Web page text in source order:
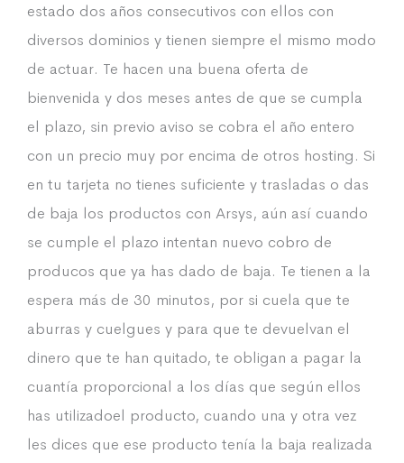
estado dos años consecutivos con ellos con
diversos dominios y tienen siempre el mismo modo
de actuar. Te hacen una buena oferta de
bienvenida y dos meses antes de que se cumpla
el plazo, sin previo aviso se cobra el año entero
con un precio muy por encima de otros hosting. Si
en tu tarjeta no tienes suficiente y trasladas o das
de baja los productos con Arsys, aún así cuando
se cumple el plazo intentan nuevo cobro de
producos que ya has dado de baja. Te tienen a la
espera más de 30 minutos, por si cuela que te
aburras y cuelgues y para que te devuelvan el
dinero que te han quitado, te obligan a pagar la
cuantía proporcional a los días que según ellos
has utilizadoel producto, cuando una y otra vez
les dices que ese producto tenía la baja realizada